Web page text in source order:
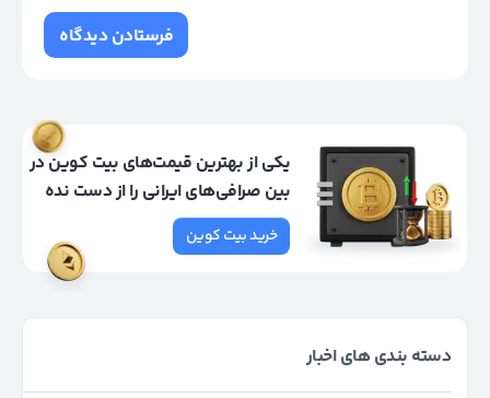
یکی از بهترین قیمت‌های بیت کوین در
بین صرافی‌های ایرانی را از دست نده
خرید بیت کوین
دسته بندی های اخبار